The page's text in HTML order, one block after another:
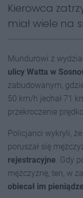
Kierowca
miał wiele na
Mundurowi z
ulicy Watta w
zabudowanym,
50 km/h jechał 71
przekroczenie
Policjanci wykryli,
poruszał się
rejestracyjne . Gdy
mężczyznę, ten, w
obiecał im